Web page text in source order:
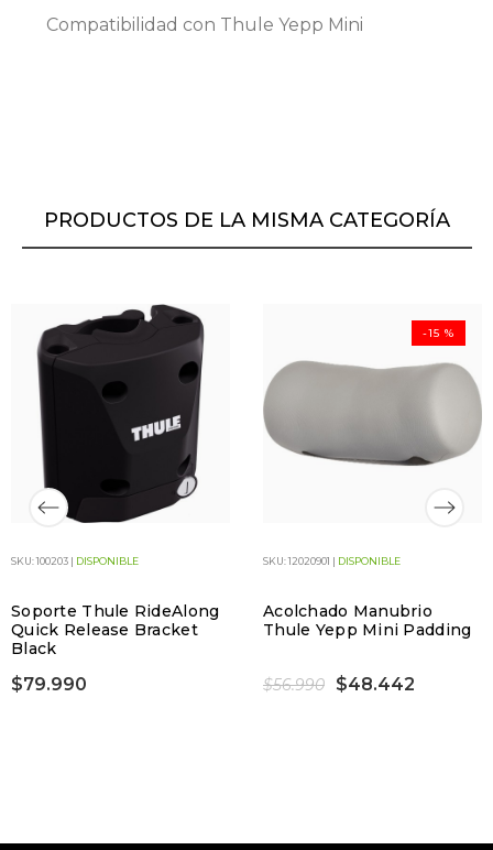
Compatibilidad con Thule Yepp Mini
PRODUCTOS DE LA MISMA CATEGORÍA
SKU: 100203 | DISPONIBLE
Soporte Thule RideAlong
Quick Release Bracket
Black
$79.990
SKU: 12020901 | DISPONIBLE
Acolchado Manubrio
Thule Yepp Mini Padding
$56.990 $48.442
-15 %